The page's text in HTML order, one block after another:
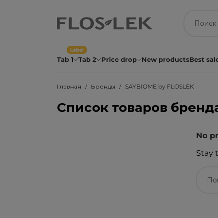
Tab 1 Tab 2
Label
Price drop New productsBest
Главная Бренды SAYBIOME by FLOSLEK
Список товаров
No
Stay